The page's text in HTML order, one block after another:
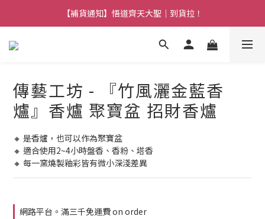
【熱門】馬上有系列！四種寶物幫你財運「轉」進來
【補貨通知】悟道齊天大聖｜到貨拉！
【熱門】馬上有系列！四種寶物幫你財運「轉」進來
傳藝工坊 - 『竹風灑金藍香
爐』香爐 聚寶盆 招財香爐
🔸 是香爐，也可以作為聚寶盆
🔸 適合使用2~4小時盤香、香粉、塔香
🔸 每一窯燒製釉彩皆有微小深淺差異
網路平台。滿三千免運費 on order